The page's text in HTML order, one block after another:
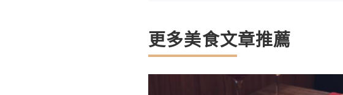
更多美食文章推薦